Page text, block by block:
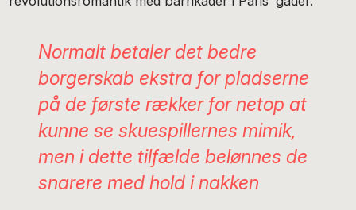
Normalt betaler det bedre
borgerskab ekstra for pladserne
på de første rækker for netop at
kunne se skuespillernes mimik,
men i dette tilfælde belønnes de
snarere med hold i nakken